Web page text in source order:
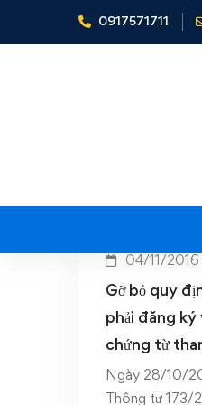
0917571711
Home chứng từ thanh
04/11/2016
Gỡ bỏ quy
phải đăng ký
chứng từ
Ngày 28/10/
Thông tư 173/